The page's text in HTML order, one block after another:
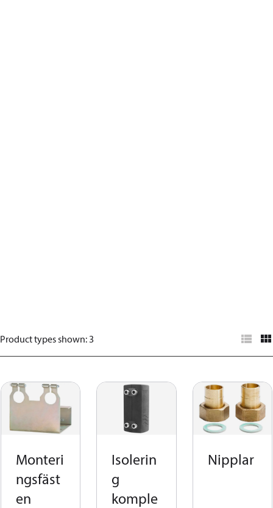
Product types shown: 3
Monteri
ngsfäst
en
Isolerin
g
komple
Nipplar